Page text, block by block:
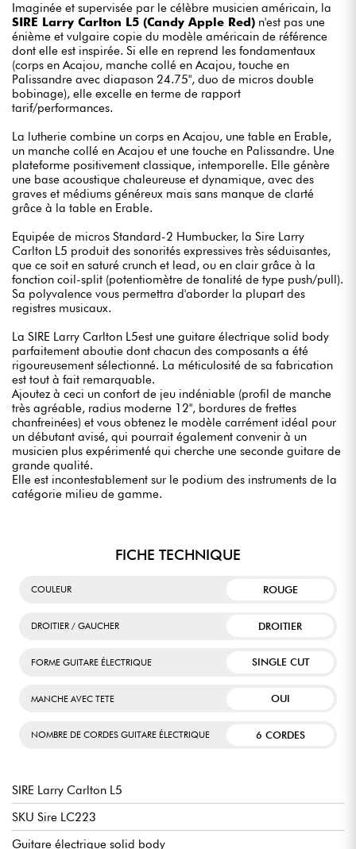
Imaginée et supervisée par le célèbre musicien américain, la
SIRE Larry Carlton L5 (Candy Apple Red) n'est pas une
énième et vulgaire copie du modèle américain de référence
dont elle est inspirée. Si elle en reprend les fondamentaux
(corps en Acajou, manche collé en Acajou, touche en
Palissandre avec diapason 24.75", duo de micros double
bobinage), elle excelle en terme de rapport
tarif/performances.
La lutherie combine un corps en Acajou, une table en Erable,
un manche collé en Acajou et une touche en Palissandre. Une
plateforme positivement classique, intemporelle. Elle génère
une base acoustique chaleureuse et dynamique, avec des
graves et médiums généreux mais sans manque de clarté
grâce à la table en Erable.
Equipée de micros Standard-2 Humbucker, la Sire Larry
Carlton L5 produit des sonorités expressives très séduisantes,
que ce soit en saturé crunch et lead, ou en clair grâce à la
fonction coil-split (potentiomètre de tonalité de type push/pull).
Sa polyvalence vous permettra d'aborder la plupart des
registres musicaux.
La SIRE Larry Carlton L5est une guitare électrique solid body
parfaitement aboutie dont chacun des composants a été
rigoureusement sélectionné. La méticulosité de sa fabrication
est tout à fait remarquable.
Ajoutez à ceci un confort de jeu indéniable (profil de manche
très agréable, radius moderne 12", bordures de frettes
chanfreinées) et vous obtenez le modèle carrément idéal pour
un débutant avisé, qui pourrait également convenir à un
musicien plus expérimenté qui cherche une seconde guitare de
grande qualité.
Elle est incontestablement sur le podium des instruments de la
catégorie milieu de gamme.
FICHE TECHNIQUE
COULEUR ROUGE
DROITIER / GAUCHER DROITIER
FORME GUITARE ÉLECTRIQUE SINGLE CUT
MANCHE AVEC TETE OUI
NOMBRE DE CORDES GUITARE ÉLECTRIQUE 6 CORDES
SIRE Larry Carlton L5
SKU Sire LC223
Guitare électrique solid body